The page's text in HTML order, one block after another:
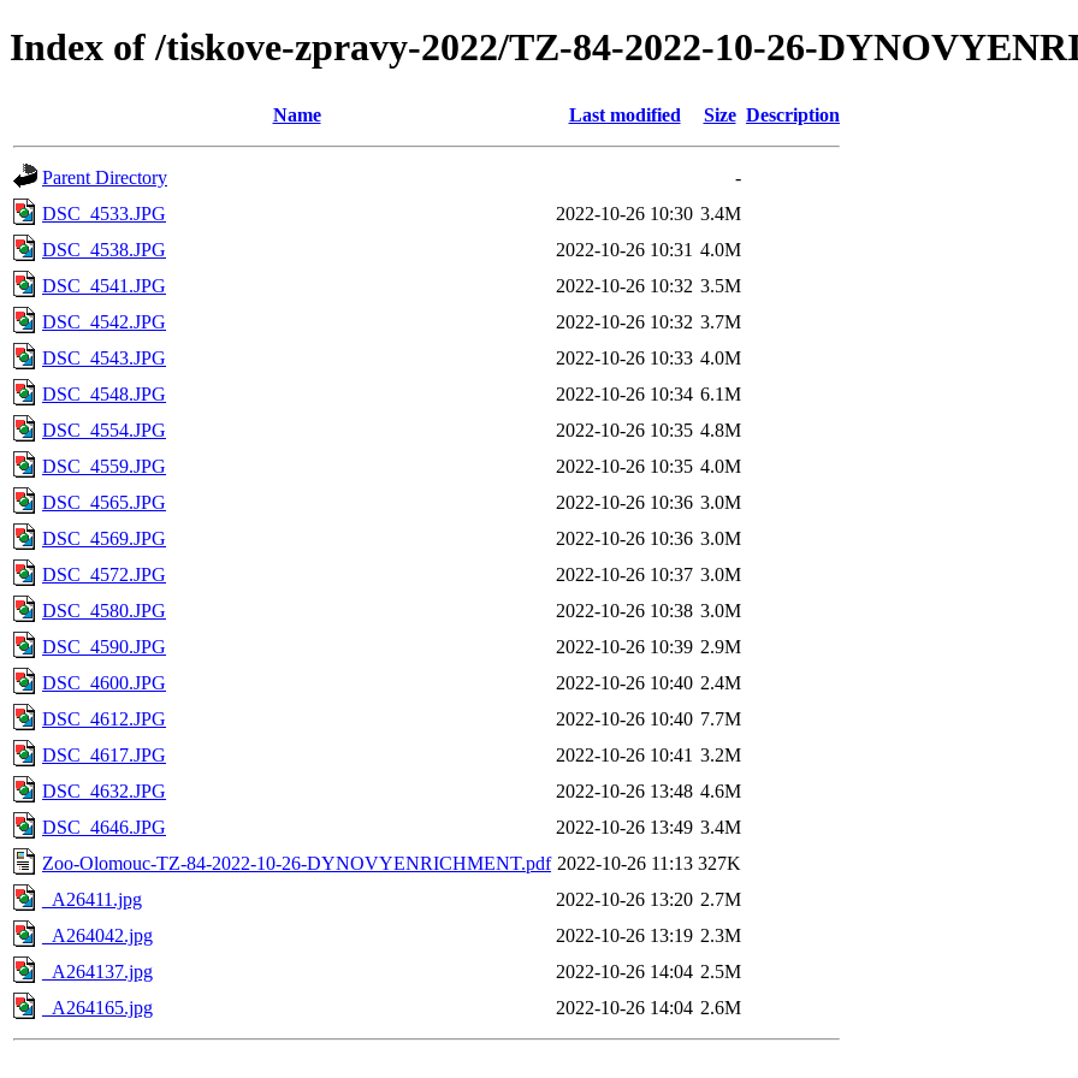
Index of /tiskove-zpravy-2022/TZ-84-2022-10-26-
Name Last modified Size Description
Parent Directory
-
DSC_4533.JPG
2022-10-26 10:30 3.4M
DSC_4538.JPG
2022-10-26 10:31 4.0M
DSC_4541.JPG
2022-10-26 10:32 3.5M
DSC_4542.JPG
2022-10-26 10:32 3.7M
DSC_4543.JPG
2022-10-26 10:33 4.0M
DSC_4548.JPG
2022-10-26 10:34 6.1M
DSC_4554.JPG
2022-10-26 10:35 4.8M
DSC_4559.JPG
2022-10-26 10:35 4.0M
DSC_4565.JPG
2022-10-26 10:36 3.0M
DSC_4569.JPG
2022-10-26 10:36 3.0M
DSC_4572.JPG
2022-10-26 10:37 3.0M
DSC_4580.JPG
2022-10-26 10:38 3.0M
DSC_4590.JPG
2022-10-26 10:39 2.9M
DSC_4600.JPG
2022-10-26 10:40 2.4M
DSC_4612.JPG
2022-10-26 10:40 7.7M
DSC_4617.JPG
2022-10-26 10:41 3.2M
DSC_4632.JPG
2022-10-26 13:48 4.6M
DSC_4646.JPG
2022-10-26 13:49 3.4M
Zoo-Olomouc-TZ-84-2022-10-26-DYNOVYENRICHMENT.pdf 2022-10-26 11:13 327K
_A26411.jpg
2022-10-26 13:20 2.7M
_A264042.jpg
2022-10-26 13:19 2.3M
_A264137.jpg
2022-10-26 14:04 2.5M
_A264165.jpg
2022-10-26 14:04 2.6M